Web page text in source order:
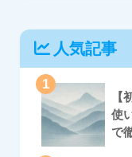
人気記事
1
【
使
で